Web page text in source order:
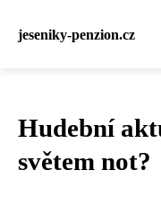
jeseniky-penzion.cz
Hudební
světem not?